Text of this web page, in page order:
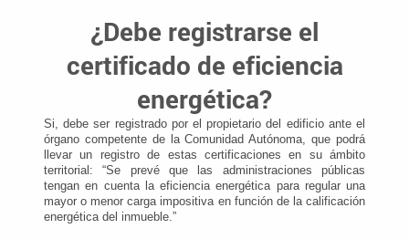
¿Debe registrarse el
certificado de eficiencia
energética?
Si, debe ser registrado por el propietario del edificio ante el
órgano competente de la Comunidad Autónoma, que podrá
llevar un registro de estas certificaciones en su ámbito
territorial: “Se prevé que las administraciones públicas
tengan en cuenta la eficiencia energética para regular una
mayor o menor carga impositiva en función de la calificación
energética del inmueble.”